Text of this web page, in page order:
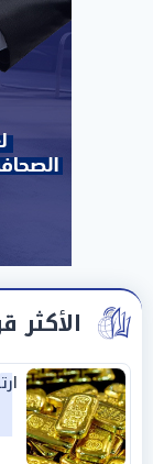
الأكثر